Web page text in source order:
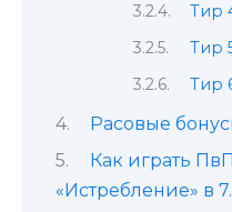
Тир
Тир
Тир
Расовые
Как играть
«Истребление» в